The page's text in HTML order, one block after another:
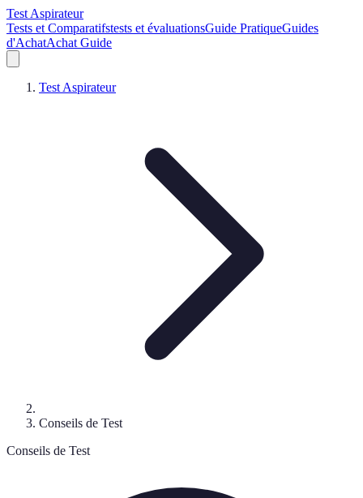
Test Aspirateur
Tests et Comparatifstests et évaluationsGuide PratiqueGuides
d'AchatAchat Guide
Test Aspirateur
Conseils de Test
Conseils de Test